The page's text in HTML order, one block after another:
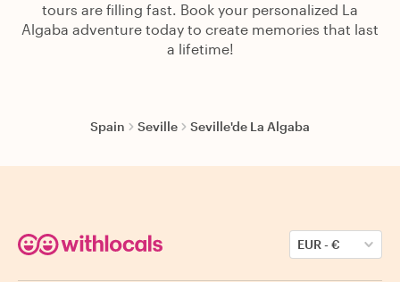
tours are filling fast. Book your personalized La
Algaba adventure today to create memories that last
a lifetime!
Spain Seville Seville'de La Algaba
EUR-€